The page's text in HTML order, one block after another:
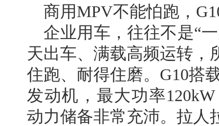
商用MPV不能怕跑，
企业用车，往往不是“
天出车、满载高频运转，
住跑、耐得住磨。G10搭
发动机，最大功率
动力储备非常充沛。拉人